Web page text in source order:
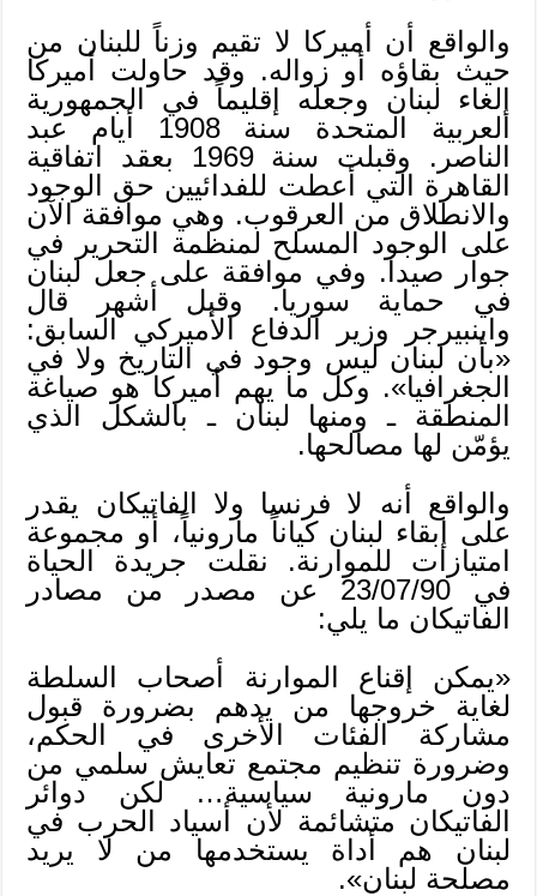
والواقع أن أميركا لا تقيم وزناً للبنان من
حيث بقاؤه أو زواله. وقد حاولت أميركا
إلغاء لبنان وجعله إقليماً في الجمهورية
العربية المتحدة سنة 1908 أيام عبد
الناصر. وقبلت سنة 1969 بعقد اتفاقية
القاهرة التي أعطت للفدائيين حق الوجود
والانطلاق من العرقوب. وهي موافقة الآن
على الوجود المسلح لمنظمة التحرير في
جوار صيدا. وفي موافقة على جعل لبنان
في حماية سوريا. وقبل أشهر قال
واينبيرجر وزير الدفاع الأميركي السابق:
«بأن لبنان ليس وجود في التاريخ ولا في
الجغرافيا». وكل ما يهم أميركا هو صياغة
المنطقة ـ ومنها لبنان ـ بالشكل الذي
يؤمّن لها مصالحها.
والواقع أنه لا فرنسا ولا الفاتيكان يقدر
على إبقاء لبنان كياناً مارونياً، أو مجموعة
امتيازات للموارنة. نقلت جريدة الحياة
في 23/07/90 عن مصدر من مصادر
الفاتيكان ما يلي:
«يمكن إقناع الموارنة أصحاب السلطة
لغاية خروجها من يدهم بضرورة قبول
مشاركة الفئات الأخرى في الحكم،
وضرورة تنظيم مجتمع تعايش سلمي من
دون مارونية سياسية… لكن دوائر
الفاتيكان متشائمة لأن أسياد الحرب في
لبنان هم أداة يستخدمها من لا يريد
مصلحة لبنان».